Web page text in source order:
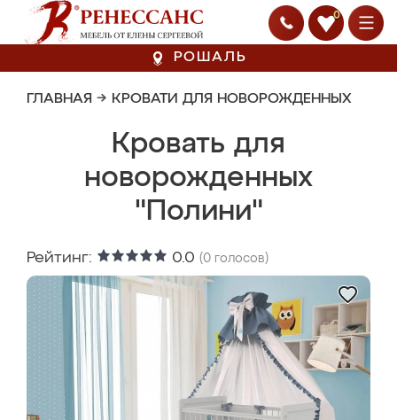
0
РОШАЛЬ
ГЛАВНАЯ → КРОВАТИ ДЛЯ НОВОРОЖДЕННЫХ
Кровать для
новорожденных
"Полини"
Рейтинг: 0.0 (0 голосов)